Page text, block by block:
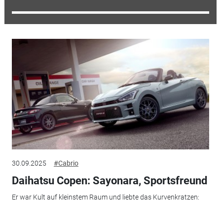
30.09.2025 #Cabrio
Daihatsu Copen: Sayonara, Sportsfreund
Er war Kult auf kleinstem Raum und liebte das Kurvenkratzen: